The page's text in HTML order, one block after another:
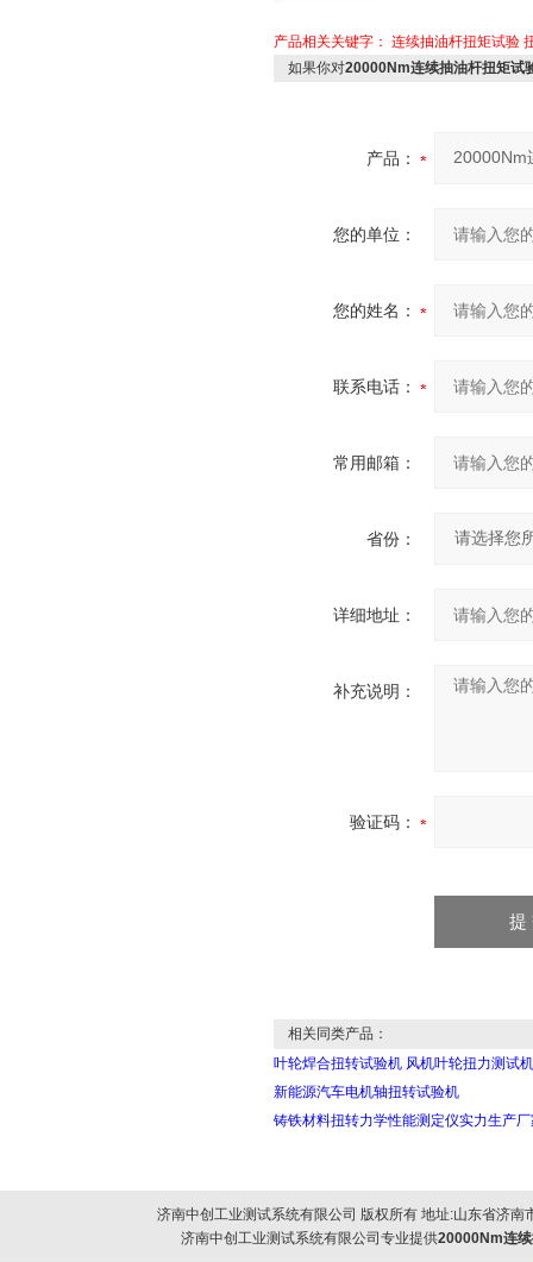
产品相关关键字： 连续抽油杆扭矩试验
如果你对20000Nm连续抽油杆扭矩试
产品：
您的单位：
您的姓名：
联系电话：
常用邮箱：
省份：
详细地址：
补充说明：
验证码：
相关同类产品：
叶轮焊合扭转试验机 风机叶轮扭力测试机
新能源汽车电机轴扭转试验机
铸铁材料扭转力学性能测定仪实力生产
济南中创工业测试系统有限公司 版权所有 地址:山东省济
济南中创工业测试系统有限公司专业提供20000Nm连